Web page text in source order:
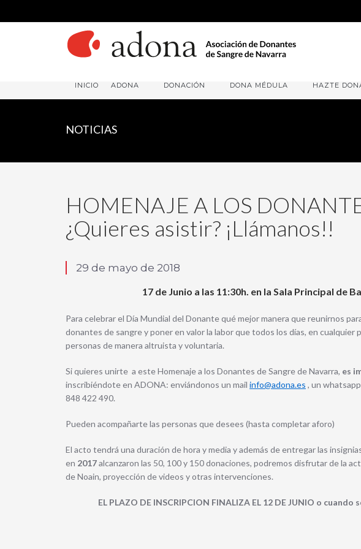
INICIO ADONA DONACIÓN DONA MÉDULA HAZTE
NOTICIAS
HOMENAJE A LOS
¿Quieres asistir? ¡Llámanos!!
29 de mayo de 2018
17 de Junio a las 11:30h. en la Sala Principal de
Para celebrar el Día Mundial del Donante qué mejor manera que reunirnos
donantes de sangre y poner en valor la labor que todos los días, en cualquier
personas de manera altruista y voluntaria.
Si quieres unirte a este Homenaje a los Donantes de Sangre de Navarra, es
inscribiéndote en ADONA: enviándonos un mail info@adona.es , un
848 422 490.
Pueden acompañarte las personas que desees (hasta completar aforo)
El acto tendrá una duración de hora y media y además de entregar las
en 2017alcanzaron las 50, 100 y 150 donaciones, podremos disfrutar de la
de Noain, proyección de videos y otras intervenciones.
EL PLAZO DE INSCRIPCION FINALIZA EL 12 DE JUNIO o